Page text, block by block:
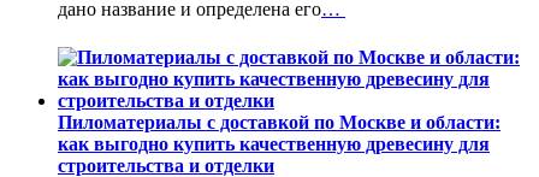
дано название и определена его…
Пиломатериалы с доставкой по Москве и области:
как выгодно купить качественную древесину для
строительства и отделки